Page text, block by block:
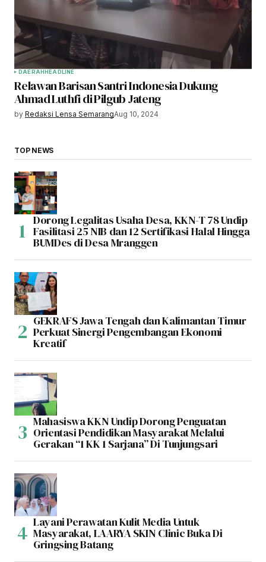
DAERAHHEADLINE
Relawan Barisan Santri Indonesia Dukung
Ahmad Luthfi di Pilgub Jateng
by Redaksi Lensa SemarangAug 10, 2024
TOP NEWS
Dorong Legalitas Usaha Desa, KKN-T 78 Undip
Fasilitasi 25 NIB dan 12 Sertifikasi Halal Hingga
BUMDes di Desa Mranggen
GEKRAFS Jawa Tengah dan Kalimantan Timur
Perkuat Sinergi Pengembangan Ekonomi
Kreatif
Mahasiswa KKN Undip Dorong Penguatan
Orientasi Pendidikan Masyarakat Melalui
Gerakan “1 KK 1 Sarjana” Di Tunjungsari
Layani Perawatan Kulit Media Untuk
Masyarakat, LAARYA SKIN Clinic Buka Di
Gringsing Batang